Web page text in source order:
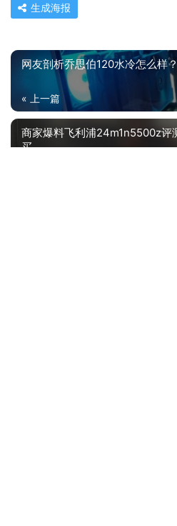
生成海报
网友剖析乔思伯120水冷怎么样
« 上一篇
商家爆料飞利浦24m1n5500z评
买